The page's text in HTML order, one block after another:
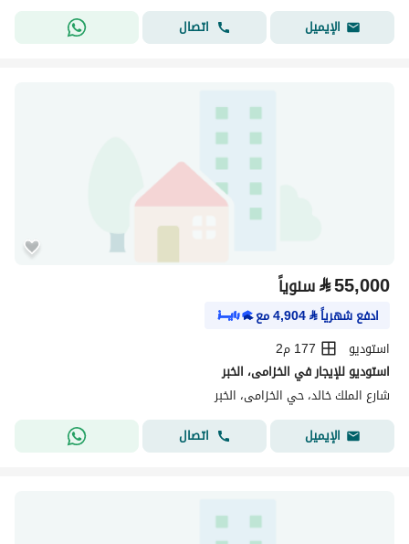
الإيميل
اتصال
⃁55,000 سنوياً
ادفع شهرياً⃁
4,904مع
استوديو
177 م2
استوديو للإيجار في الخزامى، الخبر
شارع الملك خالد، حي الخزامى، الخبر
الإيميل
اتصال